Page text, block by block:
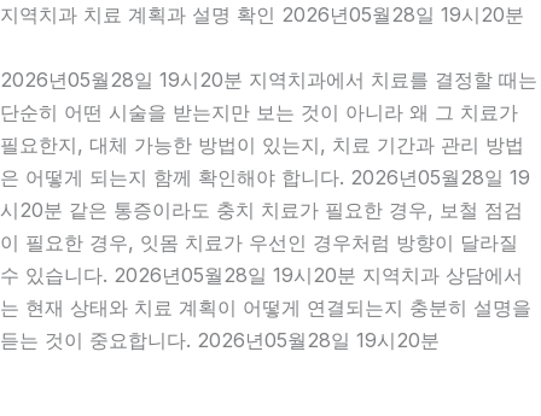
지역치과 치료 계획과 설명 확인 2026년05월28일 19시20분
2026년05월28일 19시20분 지역치과에서 치료를 결정할 때는
단순히 어떤 시술을 받는지만 보는 것이 아니라 왜 그 치료가
필요한지, 대체 가능한 방법이 있는지, 치료 기간과 관리 방법
은 어떻게 되는지 함께 확인해야 합니다. 2026년05월28일 19
시20분 같은 통증이라도 충치 치료가 필요한 경우, 보철 점검
이 필요한 경우, 잇몸 치료가 우선인 경우처럼 방향이 달라질
수 있습니다. 2026년05월28일 19시20분 지역치과 상담에서
는 현재 상태와 치료 계획이 어떻게 연결되는지 충분히 설명을
듣는 것이 중요합니다. 2026년05월28일 19시20분